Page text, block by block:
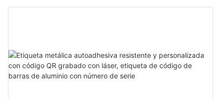
metálica duradera y resistente al desgaste.